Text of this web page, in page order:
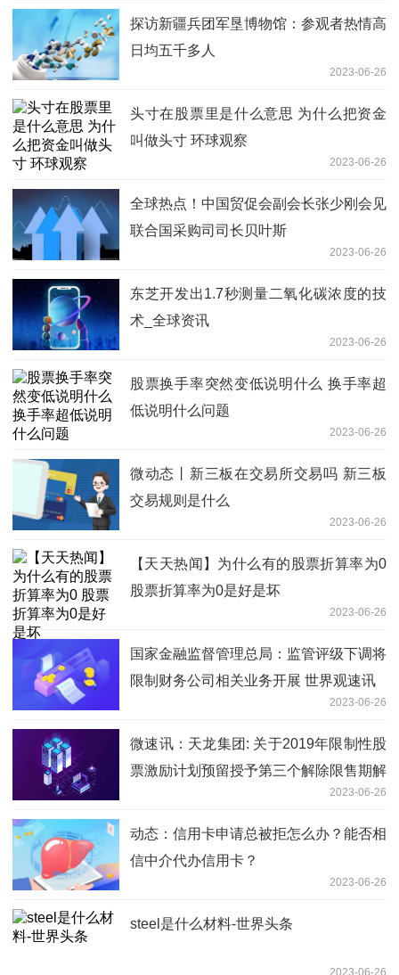
探访新疆兵团军垦博物馆：参观者热情高
日均五千多人
2023-06-26
头寸在股票里是什么意思 为什么把资金
叫做头寸 环球观察
2023-06-26
全球热点！中国贸促会副会长张少刚会见
联合国采购司司长贝叶斯
2023-06-26
东芝开发出1.7秒测量二氧化碳浓度的技
术_全球资讯
2023-06-26
股票换手率突然变低说明什么 换手率超
低说明什么问题
2023-06-26
微动态丨新三板在交易所交易吗 新三板
交易规则是什么
2023-06-26
【天天热闻】为什么有的股票折算率为0
股票折算率为0是好是坏
2023-06-26
国家金融监督管理总局：监管评级下调将
限制财务公司相关业务开展 世界观速讯
2023-06-26
微速讯：天龙集团: 关于2019年限制性股
票激励计划预留授予第三个解除限售期解
2023-06-26
动态：信用卡申请总被拒怎么办？能否相
信中介代办信用卡？
2023-06-26
steel是什么材料-世界头条
2023-06-26